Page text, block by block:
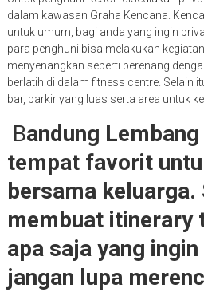
dalam kawasan Graha Kencana.
untuk umum, bagi anda yang ingin
para penghuni bisa melakukan
menyenangkan seperti berenang
berlatih di dalam fitness centre. Selain
bar, parkir yang luas serta area untuk
Bandung
tempat favorit
bersama keluarga.
membuat itinerary
apa saja yang
jangan lupa